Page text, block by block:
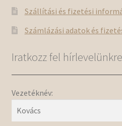
Szállítási és fizetési
Számlázási adatok és
Iratkozz fel
Vezetéknév: